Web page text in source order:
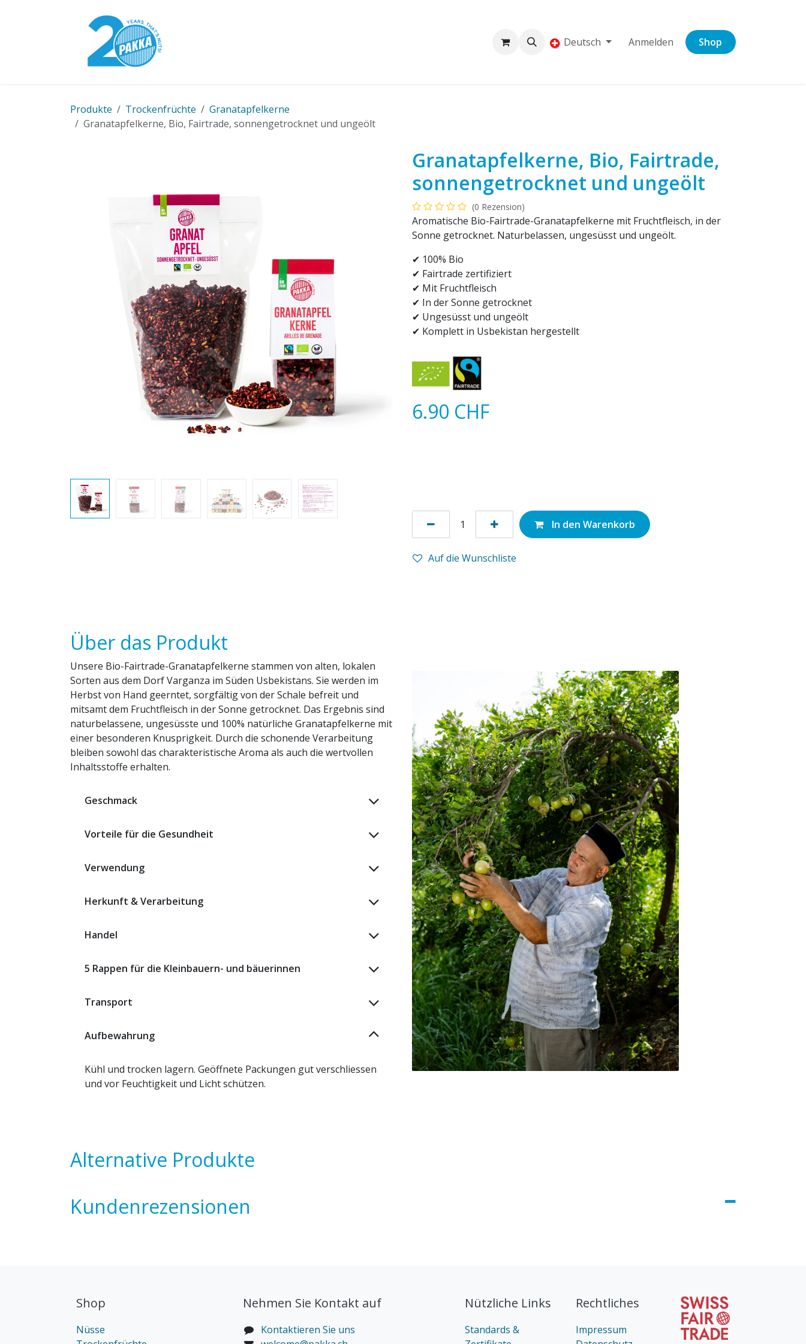
Deutsch Anmelden Shop
Produkte Trockenfrüchte
Granatapfelkerne
Granatapfelkerne, Bio, Fairtrade, sonnengetrocknet und ungeölt
Granatapfelkerne, Bio, Fairtrade,
sonnengetrocknet und ungeölt
(0 Rezension)
Aromatische Bio-Fairtrade-Granatapfelkerne mit Fruchtfleisch, in der
Sonne getrocknet. Naturbelassen, ungesüsst und ungeölt.
✔ 100% Bio
✔ Fairtrade zertifiziert
✔ Mit Fruchtfleisch
✔ In der Sonne getrocknet
✔ Ungesüsst und ungeölt
✔ Komplett in Usbekistan hergestellt
6.90 CHF
In den Warenkorb
Auf die Wunschliste
Über das Produkt
Unsere Bio-Fairtrade-Granatapfelkerne stammen von alten, lokalen
Sorten aus dem Dorf Varganza im Süden Usbekistans. Sie werden im
Herbst von Hand geerntet, sorgfältig von der Schale befreit und
mitsamt dem Fruchtfleisch in der Sonne getrocknet. Das Ergebnis sind
naturbelassene, ungesüsste und 100% natürliche Granatapfelkerne mit
einer besonderen Knusprigkeit. Durch die schonende Verarbeitung
bleiben sowohl das charakteristische Aroma als auch die wertvollen
Inhaltsstoffe erhalten.
Geschmack
Vorteile für die Gesundheit
Verwendung
Herkunft & Verarbeitung
Handel
5 Rappen für die Kleinbauern- und bäuerinnen
Transport
Aufbewahrung
Kühl und trocken lagern. Geöffnete Packungen gut verschliessen
und vor Feuchtigkeit und Licht schützen.
Alternative Produkte
Kundenrezensionen
Nützliche Links
Standards &
Shop
Nüsse
Rechtliches
Impressum
Nehmen Sie Kontakt auf
Kontaktieren Sie uns